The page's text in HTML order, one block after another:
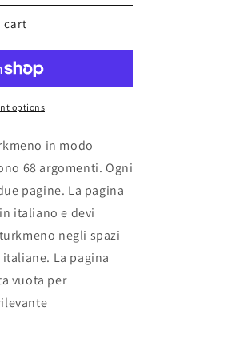
cart
options
in modo
68 argomenti. Ogni
pagine. La pagina
italiano e devi
negli spazi
La pagina
vuota per